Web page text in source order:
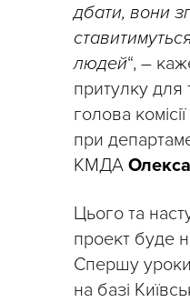
дбати, вони
людей“, –
притулку для
голова
при
КМДА
Цього та
проект буде
Спершу
на базі